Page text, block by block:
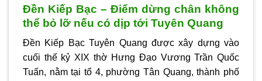
Đền Kiếp Bạc – Điểm dừng chân không
thể bỏ lỡ nếu có dịp tới Tuyên Quang
Đền Kiếp Bạc Tuyên Quang được xây dựng vào
cuối thế kỷ XIX thờ Hưng Đạo Vương Trần Quốc
Tuấn, nằm tại tổ 4, phường Tân Quang, thành phố